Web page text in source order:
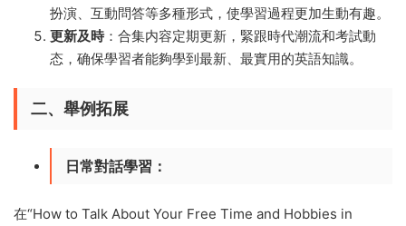
扮演、互動問答等多種形式，使學習過程更加生動有趣。
更新及時：合集内容定期更新，緊跟時代潮流和考試動
态，确保學習者能夠學到最新、最實用的英語知識。
二、舉例拓展
日常對話學習 ：
在“How to Talk About Your Free Time and Hobbies in